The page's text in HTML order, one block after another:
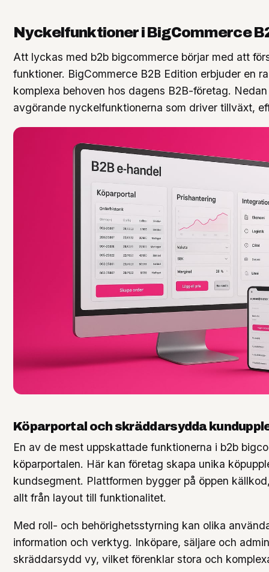
Nyckelfunktioner i BigCommerce
Att lyckas med b2b bigcommerce börjar med att
funktioner. BigCommerce B2B Edition erbjuder en
komplexa behoven hos dagens B2B-företag.
avgörande nyckelfunktionerna som driver tillväxt,
Köparportal och skräddarsydda
En av de mest uppskattade funktionerna i b2b
köparportalen. Här kan företag skapa unika
kundsegment. Plattformen bygger på öppen
allt från layout till funktionalitet.
Med roll- och behörighetsstyrning kan olika
information och verktyg. Inköpare, säljare och
skräddarsydd vy, vilket förenklar stora och